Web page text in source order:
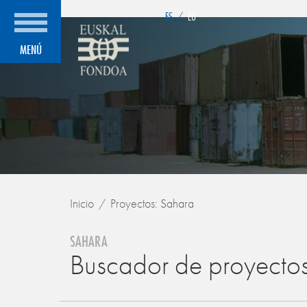
MENÚ
ES / EU
Inicio Proyectos: Sahara
SAHARA
Buscador de